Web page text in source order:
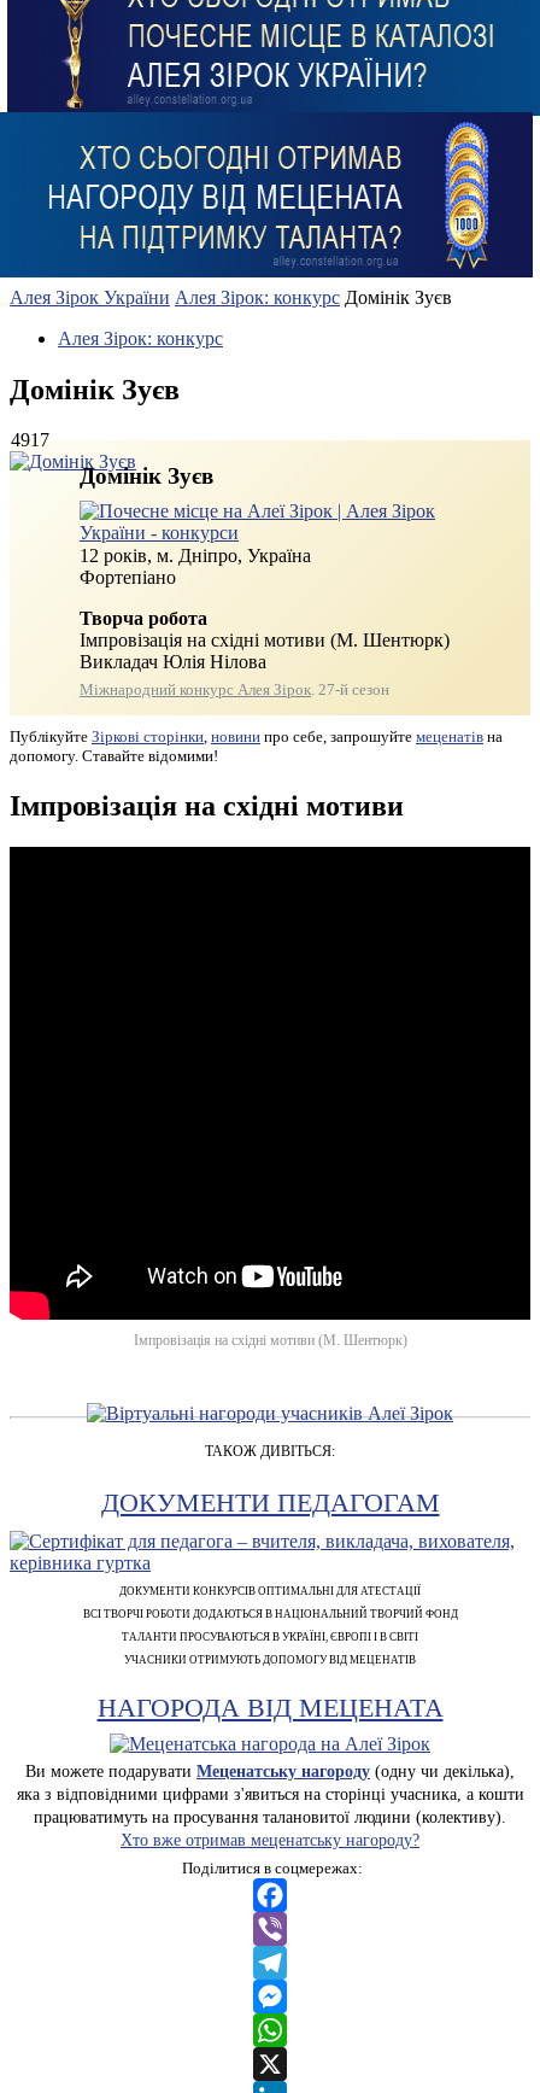
Алея Зірок України Алея Зірок: конкурс Домінік Зуєв
Алея Зірок: конкурс
Домінік Зуєв
4917
Домінік Зуєв
12 років, м. Дніпро, Україна
Фортепіано
Творча робота
Імпровізація на східні мотиви (М. Шентюрк)
Викладач Юлія Нілова
Міжнародний конкурс Алея Зірок . 27‑й сезон
Публікуйте Зіркові сторінки новини про себе, запрошуйте меценатів на
допомогу. Ставайте відомими!
Імпровізація на східні мотиви
Імпровізація на східні мотиви (М. Шентюрк)
ТАКОЖ ДИВІТЬСЯ:
ДОКУМЕНТИ ПЕДАГОГАМ
ДОКУМЕНТИ КОНКУРСІВ ОПТИМАЛЬНІ ДЛЯ АТЕСТАЦІЇ
ВСІ ТВОРЧІ РОБОТИ ДОДАЮТЬСЯ В НАЦІОНАЛЬНИЙ ТВОРЧИЙ ФОНД
ТАЛАНТИ ПРОСУВАЮТЬСЯ В УКРАЇНІ, ЄВРОПІ І В СВІТІ
УЧАСНИКИ ОТРИМУЮТЬ ДОПОМОГУ ВІД МЕЦЕНАТІВ
НАГОРОДА ВІД МЕЦЕНАТА
Ви можете подарувати Меценатську нагороду (одну чи декілька),
яка з відповідними цифрами з'явиться на сторінці учасника, а кошти
працюватимуть на просування талановитої людини (колективу).
Хто вже отримав меценатську нагороду?
Поділитися в соцмережах:
Facebook
Viber
Telegram
Messenger
WhatsApp